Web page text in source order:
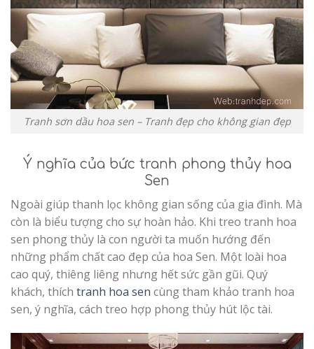
Tranh sơn dầu hoa sen – Tranh đẹp cho không gian đẹp
Ý nghĩa của bức tranh phong thủy hoa
Sen
Ngoài giúp thanh lọc không gian sống của gia đình. Mà
còn là biểu tượng cho sự hoàn hảo. Khi treo tranh hoa
sen phong thủy là con người ta muốn hướng đến
những phẩm chất cao đẹp của hoa Sen. Một loài hoa
cao quý, thiêng liêng nhưng hết sức gần gũi. Quý
khách, thích tranh hoa sen cùng tham khảo tranh hoa
sen, ý nghĩa, cách treo hợp phong thủy hút lộc tài.